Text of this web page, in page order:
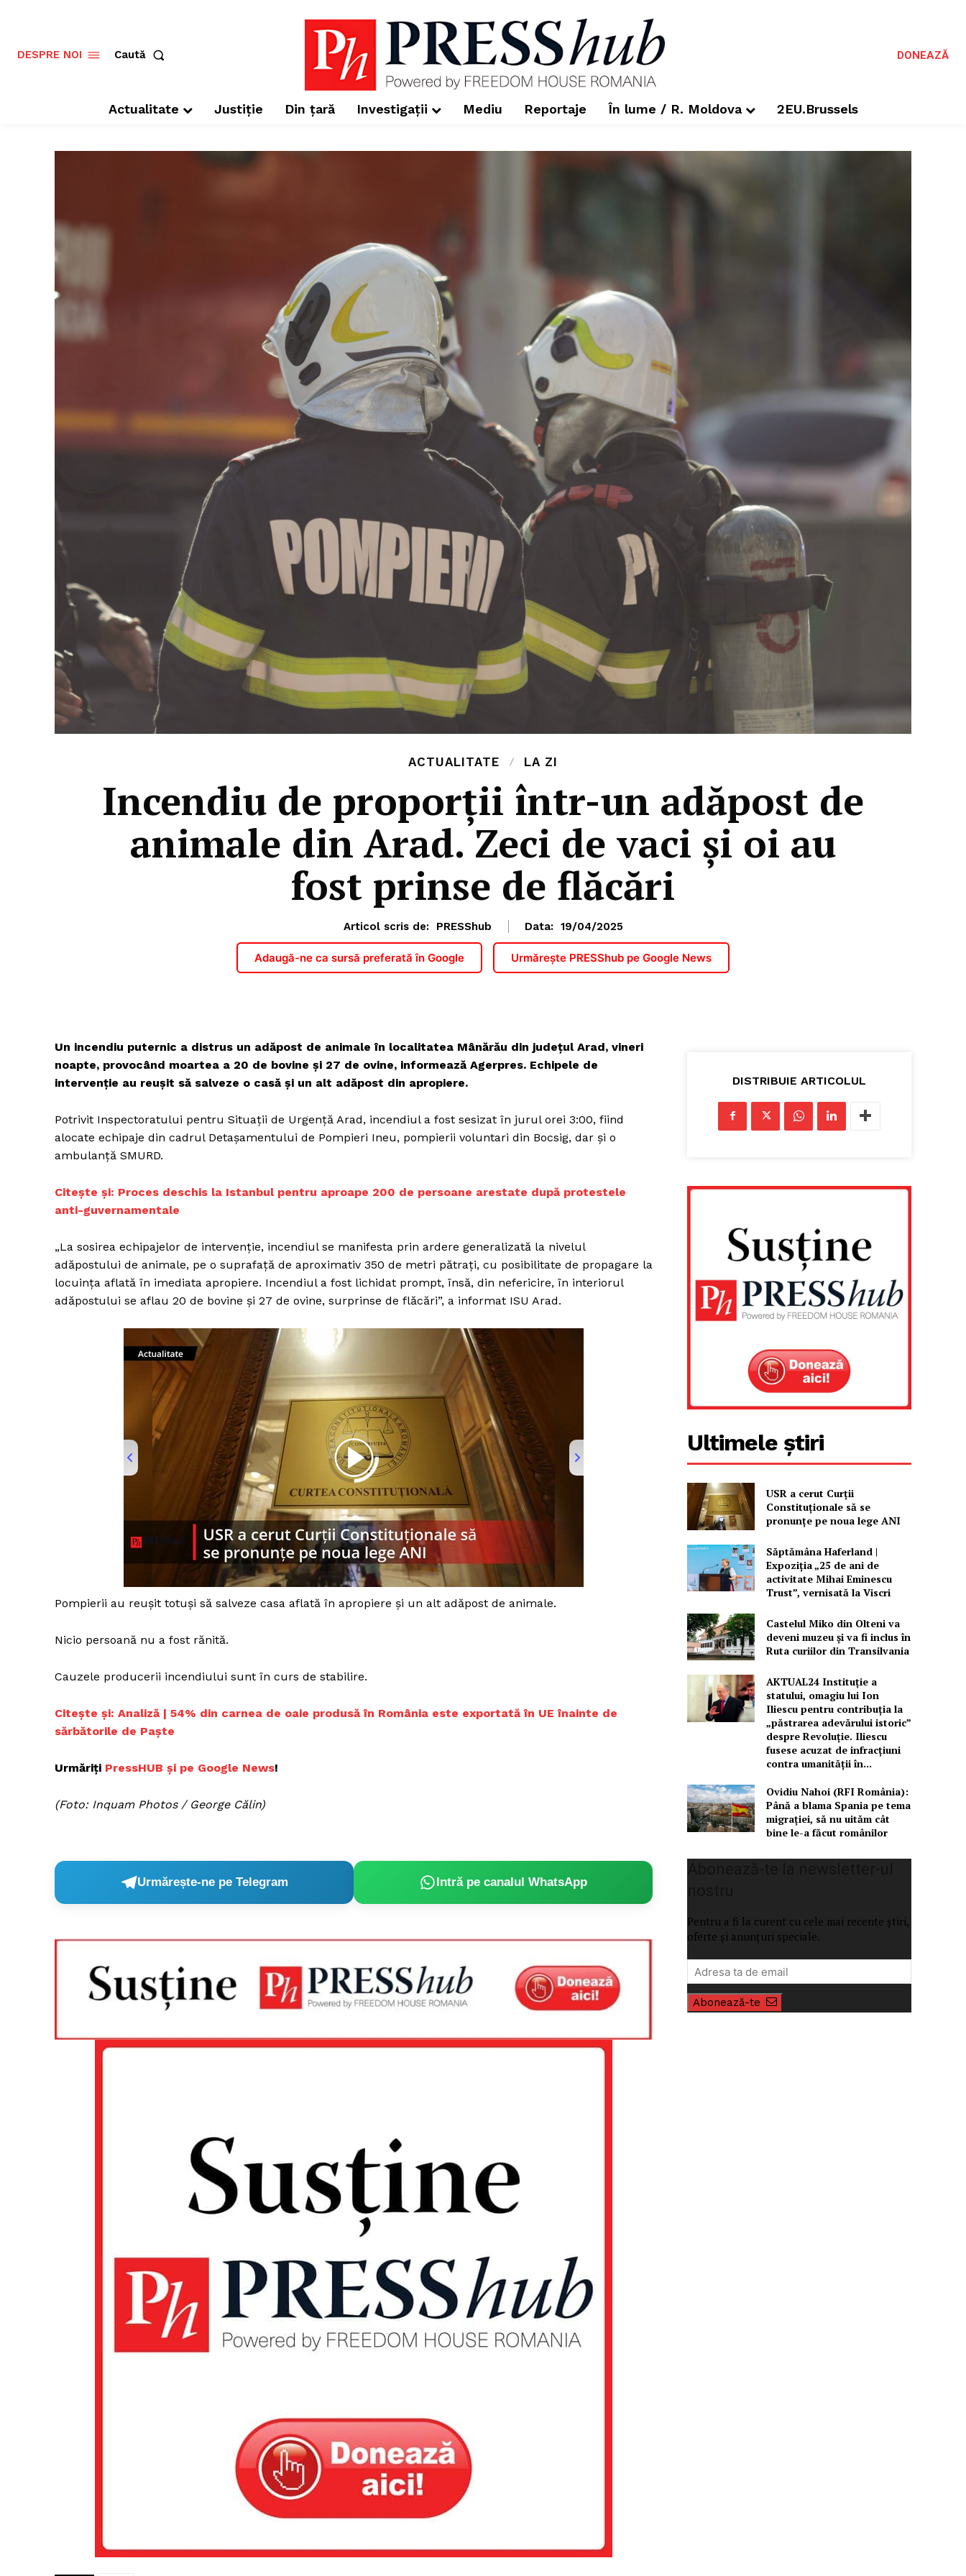
Un proiect
ROMÂNIA
PRESShub
DESPRE NOI Caută DONEAZĂ
Actualitate Justiție Din țară Investigații Mediu Reportaje În lume / R. Moldova 2EU.Brussels
ACTUALITATE LA ZI
Incendiu de proporții într-un adăpost de
animale din Arad. Zeci de vaci și oi au
fost prinse de flăcări
Articol scris de: PRESShub Data: 19/04/2025
Adaugă-ne ca sursă preferată în Google Urmărește PRESShub pe Google News
Un incendiu puternic a distrus un adăpost de animale în localitatea Mânărău din județul Arad, vineri
noapte, provocând moartea a 20 de bovine și 27 de ovine, informează Agerpres. Echipele de
intervenție au reușit să salveze o casă și un alt adăpost din apropiere.
Potrivit Inspectoratului pentru Situaţii de Urgenţă Arad, incendiul a fost sesizat în jurul orei 3:00, fiind
alocate echipaje din cadrul Detaşamentului de Pompieri Ineu, pompierii voluntari din Bocsig, dar şi o
ambulanţă SMURD.
Citește și: Proces deschis la Istanbul pentru aproape 200 de persoane arestate după protestele
anti-guvernamentale
„La sosirea echipajelor de intervenţie, incendiul se manifesta prin ardere generalizată la nivelul
adăpostului de animale, pe o suprafaţă de aproximativ 350 de metri pătraţi, cu posibilitate de propagare la
locuinţa aflată în imediata apropiere. Incendiul a fost lichidat prompt, însă, din nefericire, în interiorul
adăpostului se aflau 20 de bovine şi 27 de ovine, surprinse de flăcări”, a informat ISU Arad.
01:00 presshub
Pompierii au reuşit totuşi să salveze casa aflată în apropiere şi un alt adăpost de animale.
Nicio persoană nu a fost rănită.
Cauzele producerii incendiului sunt în curs de stabilire.
Citește și: Analiză | 54% din carnea de oaie produsă în România este exportată în UE înainte de
sărbătorile de Paște
Urmăriți PressHUB și pe Google News!
(Foto: Inquam Photos / George Călin)
Urmărește-ne pe Telegram Intră pe canalul WhatsApp
DISTRIBUIE ARTICOLUL
Ultimele știri
USR a cerut Curții
Constituționale să se
pronunțe pe noua lege ANI
Săptămâna Haferland |
Expoziţia „25 de ani de
activitate Mihai Eminescu
Trust”, vernisată la Viscri
Castelul Miko din Olteni va
deveni muzeu şi va fi inclus în
Ruta curiilor din Transilvania
AKTUAL24 Instituție a
statului, omagiu lui Ion
Iliescu pentru contribuția la
„păstrarea adevărului istoric”
despre Revoluție. Iliescu
fusese acuzat de infracțiuni
contra umanității în...
Ovidiu Nahoi (RFI România):
Până a blama Spania pe tema
migrației, să nu uităm cât
bine le-a făcut românilor
Pentru a fi la curent cu cele mai recente știri,
oferte și anunțuri speciale.
Abonează-te